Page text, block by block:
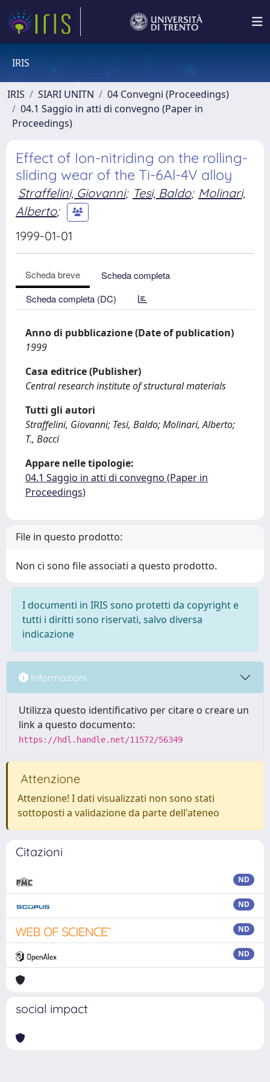
IRIS
IRIS SIARI UNITN
04 Convegni (Proceedings)
04.1 Saggio in atti di convegno (Paper in
Proceedings)
Effect of Ion-nitriding on the rolling-
sliding wear of the Ti-6Al-4V alloy
Straffelini, Giovanni; Tesi, Baldo; Molinari,
Alberto;
1999-01-01
Scheda breve
Scheda completa
Scheda completa (DC)
Anno di pubblicazione (Date of publication)
1999
Casa editrice (Publisher)
Central research institute of structural materials
Tutti gli autori
Straffelini, Giovanni; Tesi, Baldo; Molinari, Alberto;
T., Bacci
Appare nelle tipologie:
04.1 Saggio in atti di convegno (Paper in
Proceedings)
File in questo prodotto:
Non ci sono file associati a questo prodotto.
I documenti in IRIS sono protetti da copyright e
tutti i diritti sono riservati, salvo diversa
indicazione
Informazioni
Utilizza questo identificativo per citare o creare un
link a questo documento:
https://hdl.handle.net/11572/56349
Attenzione
Attenzione! I dati visualizzati non sono stati
sottoposti a validazione da parte dell'ateneo
Citazioni
ND
ND
ND
ND
social impact